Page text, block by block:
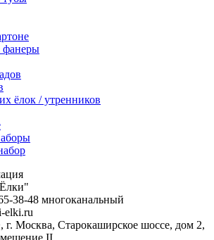
фанеры
ёлок / утренников
38-48 многоканальный
elki.ru
Москва, Старокаширское шоссе, дом 2,
II